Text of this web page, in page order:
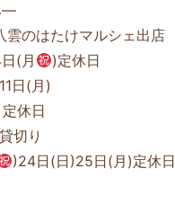
—
雲のはたけマルシェ出店
(月
)定休日
日(月)
休日
切り
)24日(日)25日(月)定休日